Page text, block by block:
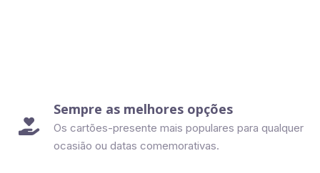

Sempre as melhores opções
Os cartões-presente mais populares para qualquer
ocasião ou datas comemorativas.